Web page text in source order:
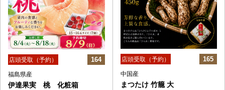
店頭受取（予約） 164
福島県産
伊達果実 桃 化粧箱
店頭受取（予約） 165
中国産
まつたけ 竹籠 大